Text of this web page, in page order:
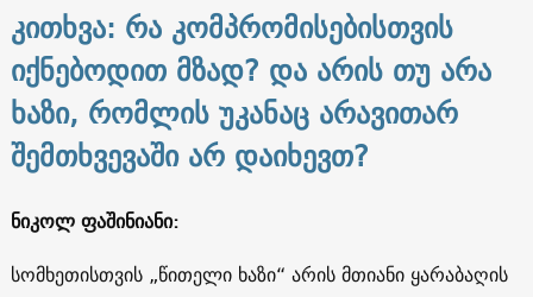
კითხვა: რა კომპრომისებისთვის
იქნებოდით მზად? და არის თუ არა
ხაზი, რომლის უკანაც არავითარ
შემთხვევაში არ დაიხევთ?
ნიკოლ ფაშინიანი:
სომხეთისთვის „წითელი ხაზი“ არის მთიანი ყარაბაღის